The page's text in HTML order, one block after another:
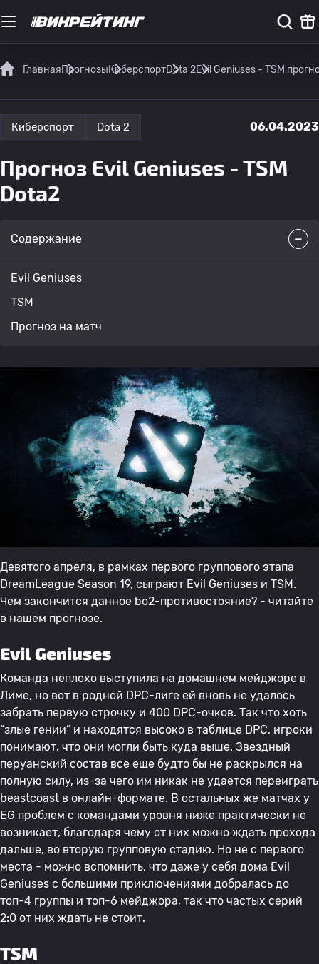
ГлавнаяПрогнозыКиберспортDota 2Evil Geniuses - TSM
Киберспорт Dota 2 06.04.2023
Прогноз Evil Geniuses - TSM
Dota2
Содержание
Evil Geniuses
TSM
Прогноз на матч
Девятого апреля, в рамках первого группового этапа
DreamLeague Season 19, сыграют Evil Geniuses и TSM.
Чем закончится данное bo2-противостояние? - читайте
в нашем прогнозе.
Evil Geniuses
Команда неплохо выступила на домашнем мейджоре в
Лиме, но вот в родной DPC-лиге ей вновь не удалось
забрать первую строчку и 400 DPC-очков. Так что хоть
“злые гении” и находятся высоко в таблице DPC, игроки
понимают, что они могли быть куда выше. Звездный
перуанский состав все еще будто бы не раскрылся на
полную силу, из-за чего им никак не удается переиграть
beastcoast в онлайн-формате. В остальных же матчах у
EG проблем с командами уровня ниже практически не
возникает, благодаря чему от них можно ждать прохода
дальше, во вторую групповую стадию. Но не с первого
места - можно вспомнить, что даже у себя дома Evil
Geniuses с большими приключениями добралась до
топ-4 группы и топ-6 мейджора, так что частых серий
2:0 от них ждать не стоит.
TSM